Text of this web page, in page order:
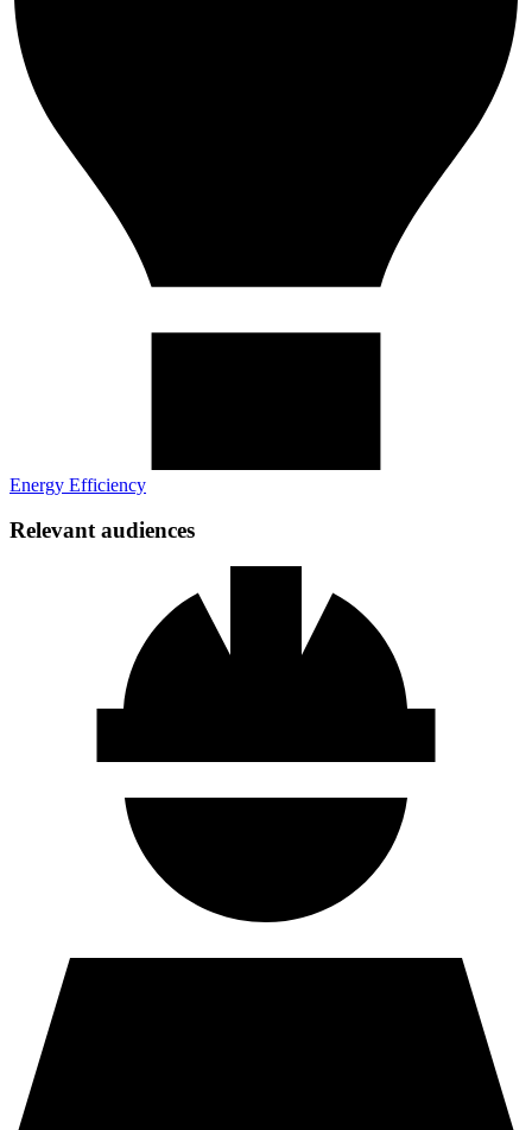
Energy Efficiency​​​​‌ ‍ ​‍​‍‌‍ ‌ ​‍‌‍‍‌‌‍‌ ‌‍‍‌‌‍ ‍​‍​‍​ ‍‍​‍​‍‌ ​ ‌‍​‌‌‍ ‍‌‍‍‌‌ ‌​‌ ‍‌​‍ ‍‌‍‍‌‌‍ ​‍​‍​‍ ​​‍​‍‌‍‍​‌ ​‍‌‍‌‌‌‍‌‍​‍​‍​ ‍‍​‍​‍‌‍‍​‌ ‌​‌ ‌​‌ ​​​ ‍‍​‍ ​‍ ‌‍ ​‌‍ ‌‍​ ‌‍​‌‌‍ ​‌‍‍​‌‍ ‌ ​ ‌ ‌​​ ‍‍​ ​ ​ ​ ​ ​ ​ ​ ​‍ ‌‍‍‌‌‍ ‍‌ ‌​‌‍‌‌‌‍ ‍‌ ‌​​‍ ‌‍‌‌‌‍‌​‌‍‍‌‌ ‌​​‍ ‌‍ ‌‌‍ ‌‍‌​‌‍‌‌​ ‌‌ ​​‌ ​‍‌‍‌‌‌ ​ ‌‍‌‌‌‍ ‍‌ ‌​‌‍​‌‌ ‌​‌‍‍‌‌‍ ‌‍ ‍​ ‍ ‌‍‍‌‌‍‌​​ ‌​ ​‌​ ​ ​ ​‍‌‍​ ​ ​​‌‍​‍​ ‌‍‌‍‌​​‍ ‌‌‍‌‍‌‍​ ‌‍​‍​ ‌‍​‍ ‌​ ‌​​ ​​‌‍​ ​ ‌‍​‍ ‌​ ‍​​ ​​​ ‌‌​ ​‍​‍ ‌‌‍‌​​ ‍‌​ ‌ ​ ‍​‌‍​‌​ ‍​​ ​‌​ ‍‌​ ​‍​ ‌ ​ ‍​​ ‌‍​ ‍ ‌ ‌​‌ ‍‌‌ ​​‌‍‌‌​ ‌‌ ‌​‌‍‌‌‌‍​ ‌‍‍​‌‍ ‍‌‍ ‌‍ ​‌‍ ‌‍‌ ‌ ‍‌​ ‍ ‌ ​​‌‍​‌‌ ‌​‌‍‍​​ ‌‌ ‌​‌‍‍‌‌ ‌​‌‍ ​‌‍‌‌​ ‌‍​‍‌‍​‌‌ ​ ‌‍‌‌‌‌‌‌‌ ​‍‌‍ ​​ ‌‌‍‍​‌ ‌​‌ ‌​‌ ​​​‍‌‌​ ​ ‌​​‌​‍‌‌​ ​‍‌​‌‍​‍‌‌​ ​‍‌​‌‍‌‍ ​‌‍ ‌‍​ ‌‍​‌‌‍ ​‌‍‍​‌‍ ‌ ​ ‌ ‌​​‍‌‌​ ​ ‌​​‌​ ​ ​ ​ ​ ​ ​ ​ ​‍‌‍‌‍‍‌‌‍‌​​ ‌​ ​‌​ ​ ​ ​‍‌‍​ ​ ​​‌‍​‍​ ‌‍‌‍‌​​‍ ‌‌‍‌‍‌‍​ ‌‍​‍​ ‌‍​‍ ‌​ ‌​​ ​​‌‍​ ​ ‌‍​‍ ‌​ ‍​​ ​​​ ‌‌​ ​‍​‍ ‌‌‍‌​​ ‍‌​ ‌ ​ ‍​‌‍​‌​ ‍​​ ​‌​ ‍‌​ ​‍​ ‌ ​ ‍​​ ‌‍​‍‌‍‌ ‌​‌ ‍‌‌ ​​‌‍‌‌​ ‌‌ ‌​‌‍‌‌‌‍​ ‌‍‍​‌‍ ‍‌‍ ‌‍ ​‌‍ ‌‍‌ ‌ ‍‌​‍‌‍‌ ​​‌‍​‌‌ ‌​‌‍‍​​ ‌‌ ‌​‌‍‍‌‌ ‌​‌‍ ​‌‍‌‌​‍‌‍‌ ​​‌‍‌‌‌ ​‍‌ ​ ‌ ​​‌‍‌‌‌‍​ ‌ ‌​‌‍‍‌‌ ‌‍‌‍‌‌​ ‌‌ ​​‌ ‌‌‌‍​‍‌‍ ​‌‍‍‌‌ ​ ‌‍‍​‌‍‌‌‌‍‌​​‍​‍‌ ‌
Relevant audiences